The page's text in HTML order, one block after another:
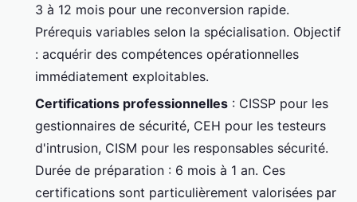
3 à 12 mois pour une reconversion rapide.
Prérequis variables selon la spécialisation. Objectif
: acquérir des compétences opérationnelles
immédiatement exploitables.
Certifications professionnelles : CISSP pour les
gestionnaires de sécurité, CEH pour les testeurs
d'intrusion, CISM pour les responsables sécurité.
Durée de préparation : 6 mois à 1 an. Ces
certifications sont particulièrement valorisées par